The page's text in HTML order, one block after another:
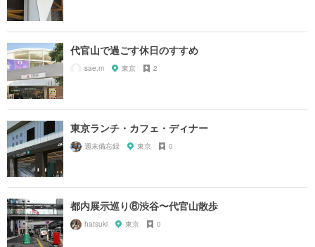
代官山で過ごす休日のすすめ
sae.m 東京 2
東京ランチ・カフェ・ディナー
週末備忘録 東京 0
都内展示巡り⑧渋谷〜代官山散歩
hatsuki 東京 0